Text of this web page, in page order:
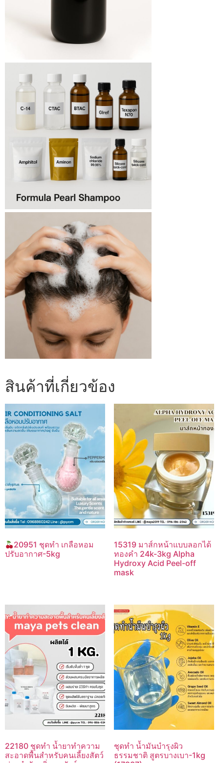
สินค้าที่เกี่ยวข้อง
20951 ชุดทำ เกลือหอม
ปรับอากาศ-5kg
15319 มาส์กหน้าแบบลอกได้
ทองคำ 24k-3kg Alpha
Hydroxy Acid Peel-off
mask
22180 ชุดทำ น้ำยาทำความ
สะอาดพื้นสำหรับคนเลี้ยงสัตว์
ชุดทำ น้ำมันบำรุงผิว
ธรรมชาติ สูตรบางเบา-1kg